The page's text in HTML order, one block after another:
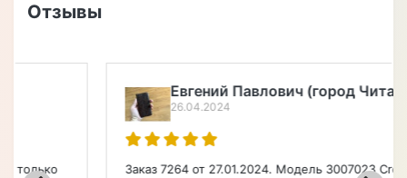
Отзывы
Евгений Павлович (город Чита)
26.04.2024
Заказ 7264 от 27.01.2024. Модель 3007023 Croco Paw.